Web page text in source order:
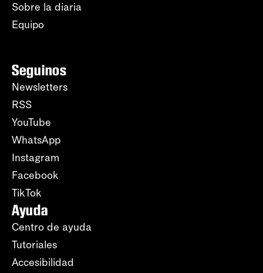
Sobre la diaria
Equipo
Seguinos
Newsletters
RSS
YouTube
WhatsApp
Instagram
Facebook
TikTok
Ayuda
Centro de ayuda
Tutoriales
Accesibilidad